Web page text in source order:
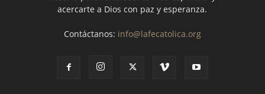
acercarte a Dios con paz y esperanza.
Contáctanos: info@lafecatolica.org